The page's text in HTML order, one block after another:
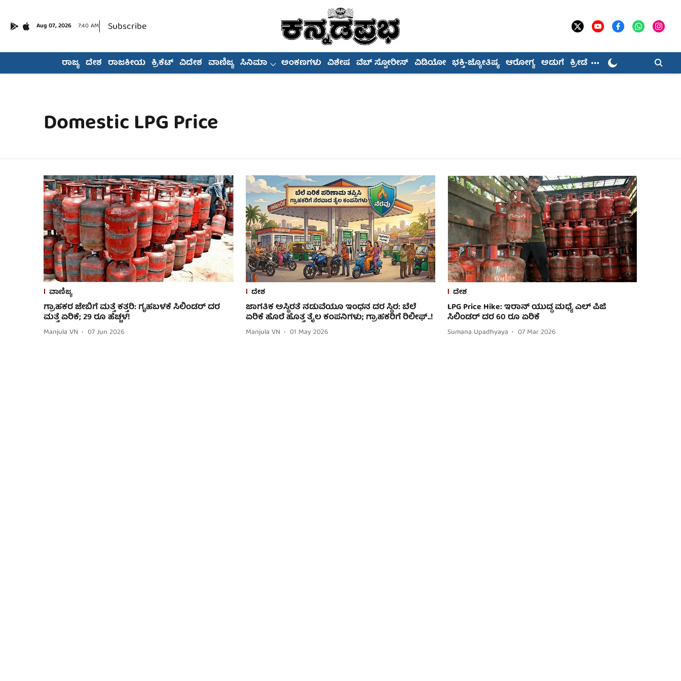
Aug 07, 2026 7:40 AM Subscribe
ರಾಜ್ಯ ದೇಶ ರಾಜಕೀಯ ಕ್ರಿಕೆಟ್ ವಿದೇಶ ವಾಣಿಜ್ಯ ಸಿನಿಮಾ ಅಂಕಣಗಳು ವಿಶೇಷ ವೆಬ್ ಸ್ಟೋರೀಸ್ ವಿಡಿಯೋ ಭಕ್ತಿ-ಜ್ಯೋತಿಷ್ಯ ಆರೋಗ್ಯ ಅಡುಗೆ ಕ್ರೀಡೆ
Domestic LPG Price
ವಾಣಿಜ್ಯ
ಗ್ರಾಹಕರ ಜೇಬಿಗೆ ಮತ್ತೆ ಕತ್ತರಿ: ಗೃಹಬಳಕೆ ಸಿಲಿಂಡರ್‌ ದರ
ಮತ್ತೆ ಏರಿಕೆ; 29 ರೂ ಹೆಚ್ಚಳ!
Manjula VN 07 Jun 2026
ದೇಶ
ಜಾಗತಿಕ ಅಸ್ಥಿರತೆ ನಡುವೆಯೂ ಇಂಧನ ದರ ಸ್ಥಿರ: ಬೆಲೆ
ಏರಿಕೆ ಹೊರೆ ಹೊತ್ತ ತೈಲ ಕಂಪನಿಗಳು; ಗ್ರಾಹಕರಿಗೆ ರಿಲೀಫ್..!
Manjula VN 01 May 2026
ದೇಶ
LPG Price Hike: ಇರಾನ್ ಯುದ್ಧ ಮಧ್ಯೆ ಎಲ್ ಪಿಜಿ
ಸಿಲಿಂಡರ್ ದರ 60 ರೂ ಏರಿಕೆ
Sumana Upadhyaya 07 Mar 2026